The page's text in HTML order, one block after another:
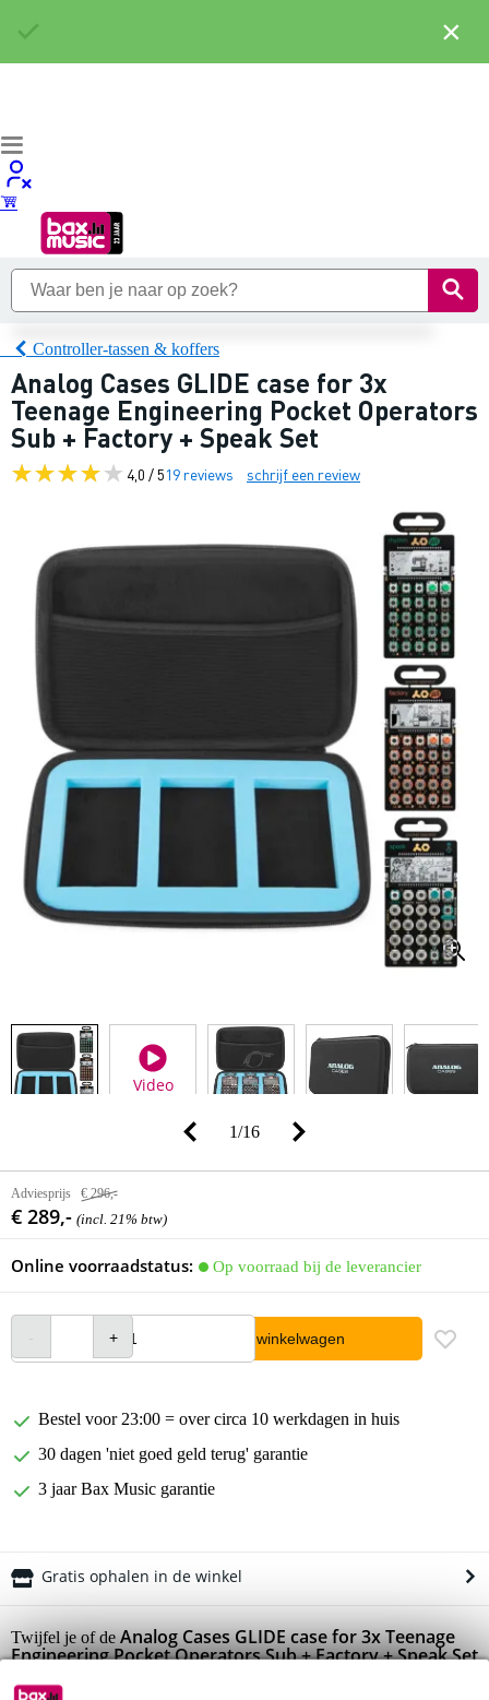
Controller-tassen & koffers
Analog Cases GLIDE case for 3x
Teenage Engineering Pocket Operators
Sub + Factory + Speak Set
4,0 / 519 reviews schrijf een review
Video
1/16
Adviesprijs € 296,-
€ 289,- (incl. 21% btw)
Online voorraadstatus: Op voorraad bij de leverancier
In winkelwagen
Bestel voor 23:00 = over circa 10 werkdagen in huis
30 dagen 'niet goed geld terug' garantie
3 jaar Bax Music garantie
Gratis ophalen in de winkel
Twijfel je of de Analog Cases GLIDE case for 3x Teenage
Engineering Pocket Operators Sub + Factory + Speak Set
×